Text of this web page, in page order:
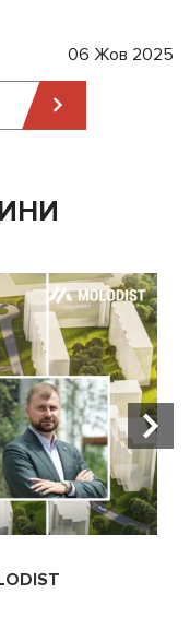
06 Жов 2025